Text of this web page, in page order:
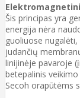
Šis principas yra
energija nėra
guoliuose
judančių
linijinėje pavaroje
betepalinis
Secoh orapūtėms